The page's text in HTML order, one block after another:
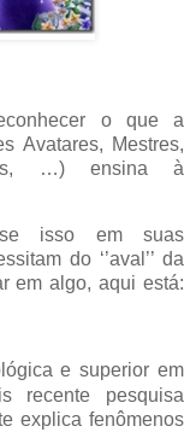
o que a
Avatares, Mestres,
…) ensina à
isso em suas
do ‘’aval’’ da
em algo, aqui está:
e superior em
recente pesquisa
explica fenômenos